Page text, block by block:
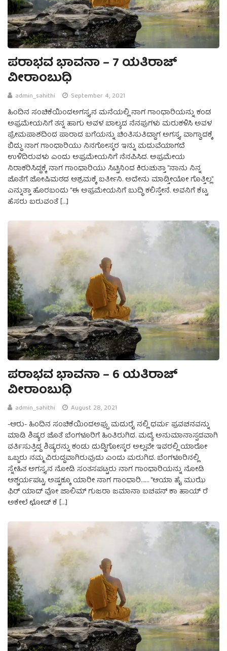
ಪರಾಭವ ಭಾವನಾ – 7 ಯತಿರಾಜ್‌
ವೀರಾಂಬುಧಿ
admin_sahithi September 4, 2021
ಹಿಂದಿನ ಸಂಚಿಕೆಯಿಂದಅಗಸ್ತ್ಯನ ಮನೆಯಲ್ಲಿ ನಾಗ ಗಾಂಧಾರಿಯನ್ನು ಕಂಡ
ಅಪ್ರಮೇಯನಿಗೆ ತನ್ನ ಹಾಗು ಅವಳ ಬಾಲ್ಯದ ನೆನಪುಗಳು ಮರುಕಳಿಸಿ ಅವಳ
ಪ್ರೇಮಪಾಶದಿಂದ ಪಾರಾದ ಬಗೆಯನ್ನು ಚಿಂತಿಸುತಿದ್ದಾಗ ಅಗಸ್ತ್ಯ ವಾಗ್ವಾದಕ್ಕೆ
ಬಿದ್ದು ನಾಗ ಗಾಂಧಾರಿಯು ನಿನಗೋಸ್ಕರ ಇನ್ನು ಮದುವೆಯಾಗದೆ
ಉಳಿದಿರುವಳು ಎಂದು ಅಪ್ರಮೇಯನಿಗೆ ನೆನಪಿಸಿದ. ಅಪ್ರಮೇಯ
ನಿರಾಕರಿಸಿದ್ದಕ್ಕೆ ನಾಗ ಗಾಂಧಾರಿಯು ಸಿಟ್ಟಿನಿಂದ ಕಿರುಚುತ್ತಾ “ನಾನು ನಿನ್ನ
ಜೊತೆಗೆ ಜೋಷಿಮಠದ ಆಶ್ರಮಕ್ಕೆ ಬರ್ತೀನಿ. ಅದೇನು ಮಾಡ್ತೀಯೋ ಗೊತ್ತಿಲ್ಲ”
ಎನ್ನುತ್ತಾ ಹೊರಬಂದು “ಈ ಅಪ್ರಮೇಯನಿಗೆ ಬುದ್ಧಿ ಕಲಿಸ್ತೇನೆ. ಅವನಿಗೆ ಕೆಟ್ಟ
ಹೆಸರು ಬರುವಂತೆ […]
ಪರಾಭವ ಭಾವನಾ – 6 ಯತಿರಾಜ್‌
ವೀರಾಂಬುಧಿ
admin_sahithi August 28, 2021
-ಆರು- ಹಿಂದಿನ ಸಂಚಿಕೆಯಿಂದಅಪ್ಪು ಮದುರೈ ನಲ್ಲಿ ಧರ್ಮ ಪ್ರವಚನವನ್ನು
ಮಾಡಿ ಶಿಷ್ಯರ ಜೊತೆ ಬೆಂಗಳೂರಿಗೆ ಹಿಂತಿರುಗಿದ. ಮದ್ಯೆ ಅನುಮಾನಾಸ್ಪದವಾಗಿ
ವರ್ತಿಸುತ್ತಿದ್ದ ಶಿಷ್ಯರನ್ನು ಕಂಡು ದುಡ್ಡಿಗೋಸ್ಕರ ಅಲ್ಲವೇ ಇವರಲ್ಲಿ ಯಾರೋ
ಒಬ್ಬರು ನಮ್ಮ ವಿರುದ್ದವಾಗಿರುವುದು ಎಂದು ಮರುಗಿದ. ಬೆಂಗಳೂರಿನಲ್ಲಿ
ಸ್ನೇಹಿತ ಅಗಸ್ತ್ಯನ ನೋಡಿ ಸಂತಸಪಟ್ಟರು ನಾಗ ಗಾಂಧಾರಿಯನ್ನು ನೋಡಿ
ಆಶ್ಚರ್ಯಪಟ್ಟ. ಅಷ್ಟಕ್ಕೂ ಯಾರೀ ನಾಗ ಗಾಂಧಾರಿ…… “ಆಯಾ ಹೈ ಮುಝೆ
ಫಿರ್‌ ಯಾದ್‌ ವೋ ಜಾಲಿಮ್‌ ಗುಜರಾ ಜಮಾನಾ ಬಚಪನ್‌ ಕಾ ಹಾಯ್‌ ರೆ
ಅಕೇಲೆ ಛೋಡ್‌ ಕೆ […]